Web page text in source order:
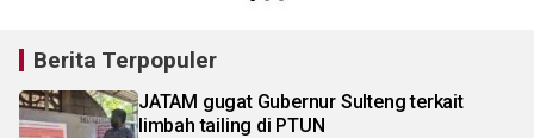
Berita Terpopuler
JATAM gugat Gubernur Sulteng terkait
limbah tailing di PTUN